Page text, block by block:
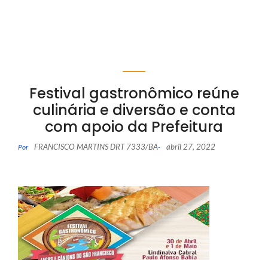
Festival gastronômico reúne
culinária e diversão e conta
com apoio da Prefeitura
Por FRANCISCO MARTINS DRT 7333/BA- abril 27, 2022